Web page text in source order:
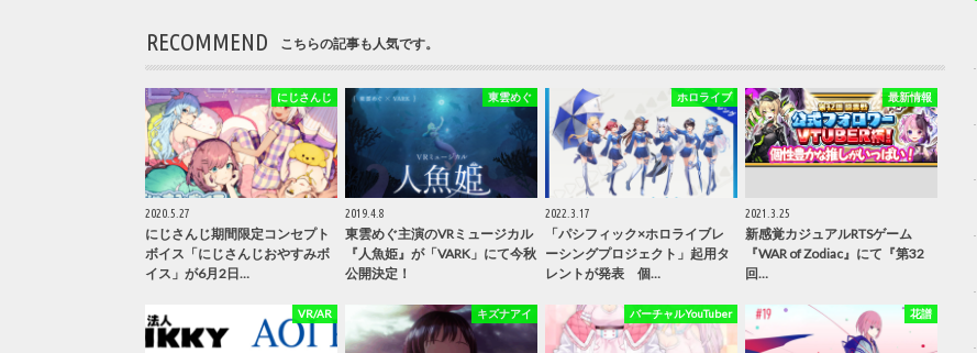
RECOMMEND こちらの記事も人気です。
にじさんじ
2020.5.27
にじさんじ期間限定コンセプト
ボイス「にじさんじおやすみボ
イス」が6月2日…
東雲めぐ
2019.4.8
東雲めぐ主演のVRミュージカル
『人魚姫』が「VARK」にて今秋
公開決定！
ホロライブ
2022.3.17
「パシフィック×ホロライブレ
ーシングプロジェクト」起用タ
レントが発表 個…
最新情報
2021.3.25
新感覚カジュアルRTSゲーム
『WAR of Zodiac』にて『第32
回…
VR/AR キズナアイ バーチャルYouTuber 花譜